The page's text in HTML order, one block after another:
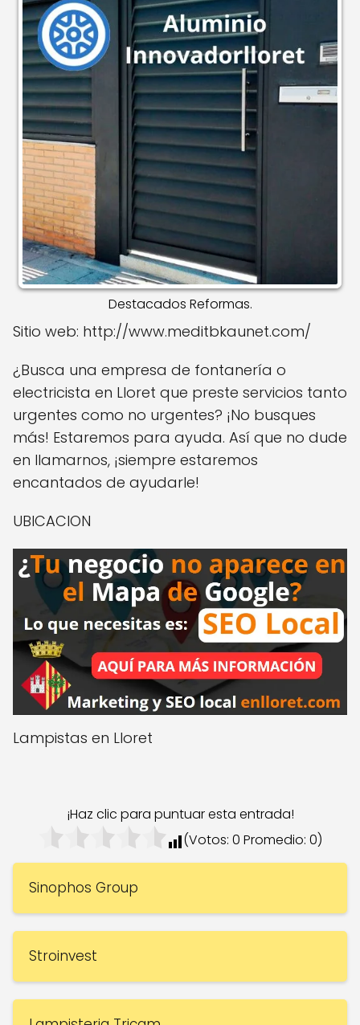
Destacados Reformas.
Sitio web: http://www.meditbkaunet.com/
¿Busca una empresa de fontanería o
electricista en Lloret que preste servicios tanto
urgentes como no urgentes? ¡No busques
más! Estaremos para ayuda. Así que no dude
en llamarnos, ¡siempre estaremos
encantados de ayudarle!
UBICACION
Lampistas en Lloret
¡Haz clic para puntuar esta entrada!
(Votos: 0 Promedio: 0)
Sinophos Group
Stroinvest